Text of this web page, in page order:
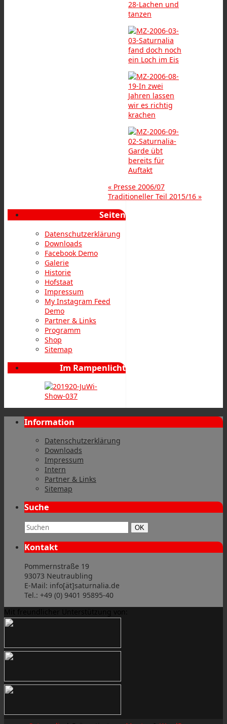
« Presse 2006/07
Traditioneller Teil 2015/16 »
Seiten
Datenschutzerklärung
Downloads
Facebook Demo
Galerie
Historie
Hofstaat
Impressum
My Instagram Feed
Demo
Partner & Links
Programm
Shop
Sitemap
Im Rampenlicht
Information
Datenschutzerklärung
Downloads
Impressum
Intern
Partner & Links
Sitemap
Suche
Suchbegriff: Suchen
OK
Kontakt
Pommernstraße 19
93073 Neutraubling
E-Mail: info[ät]saturnalia.de
Tel.: +49 (0) 9401 95895-40